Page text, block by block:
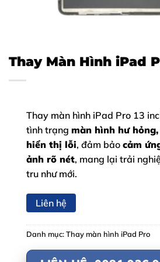
Thay Màn Hình iPad
Thay màn hình iPad Pro 13
tình trạng màn hình hư
hiển thị lỗi, đảm bảo cảm
ảnh rõ nét, mang lại trải
tru như mới.
Liên hệ
Danh mục:Thay màn hình iPad Pro